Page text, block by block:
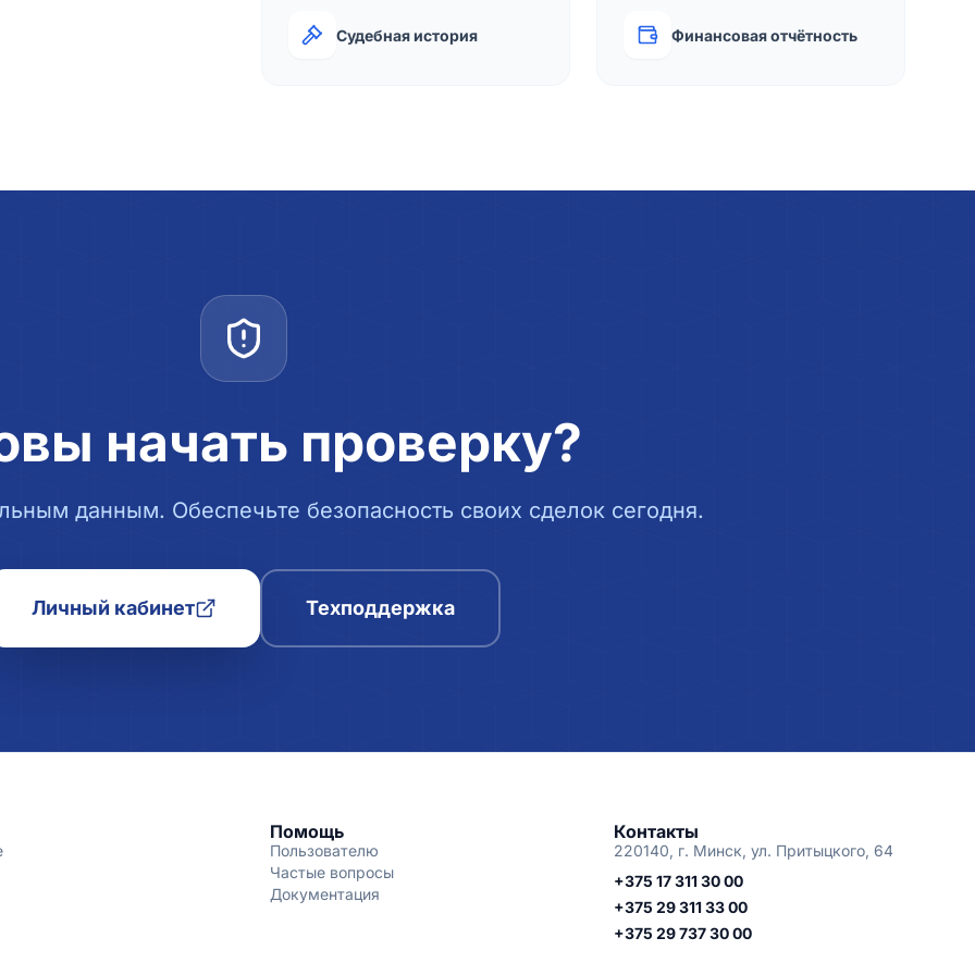
Судебная история Финансовая отчётность
начать проверку?
данным. Обеспечьте безопасность своих сделок сегодня.
Личный кабинет Техподдержка
Помощь
Пользователю
Частые вопросы
Документация
Контакты
220140, г. Минск, ул. Притыцкого, 64
+375 17 311 30 00
+375 29 311 33 00
+375 29 737 30 00